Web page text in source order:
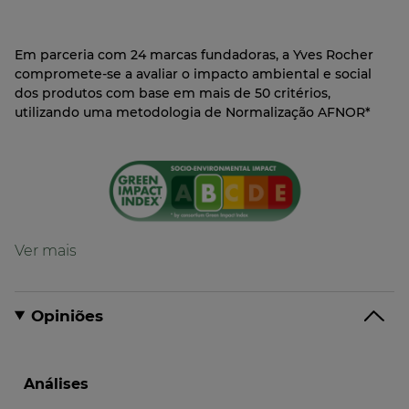
Em parceria com 24 marcas fundadoras, a Yves Rocher
compromete-se a avaliar o impacto ambiental e social
dos produtos com base em mais de 50 critérios,
utilizando uma metodologia de Normalização AFNOR*
natural
Fórmula biodegradável*
Opiniões